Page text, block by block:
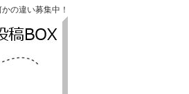
の違い募集中！